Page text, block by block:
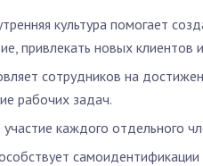
культура помогает
привлекать новых клиентов
сотрудников на
рабочих задач.
каждого отдельного